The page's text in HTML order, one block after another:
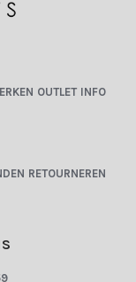
OUTLET INFO
RETOURNEREN